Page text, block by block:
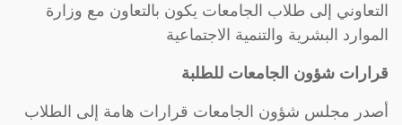
التعاوني إلى طلاب الجامعات يكون بالتعاون مع وزارة
الموارد البشرية والتنمية الاجتماعية
قرارات شؤون الجامعات للطلبة
أصدر مجلس شؤون الجامعات قرارات هامة إلى الطلاب